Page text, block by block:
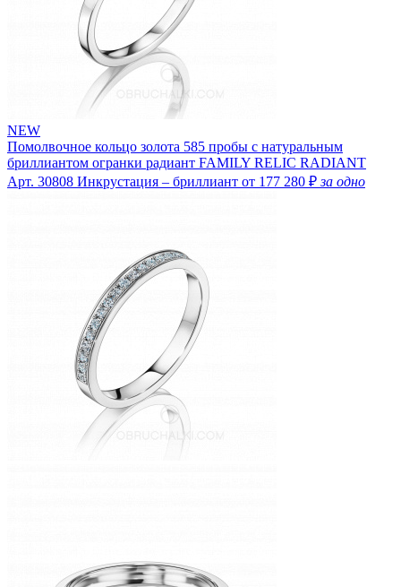
NEW
Помолвочное кольцо золота 585 пробы с натуральным
бриллиантом огранки радиант FAMILY RELIC RADIANT
Арт. 30808 Инкрустация – бриллиант от 177 280 ₽за одно